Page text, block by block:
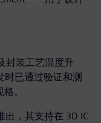
封装工艺温度升
时已通过验证和测
。
出，其支持在 3D IC